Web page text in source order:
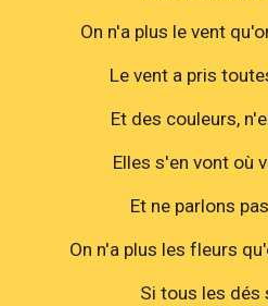
On n'a plus le vent
Le vent a pris
Et des couleurs,
Elles s'en vont où
Et ne parlons
On n'a plus les fleurs
Si tous les dés